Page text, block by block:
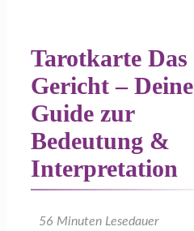
Tarotkarte Das
Gericht – Deine
Guide zur
Bedeutung &
Interpretation
56 Minuten Lesedauer